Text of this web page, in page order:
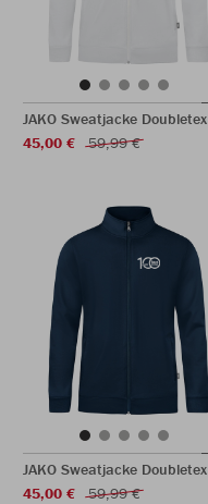
JAKO Sweatjacke Doubletex
45,00 €
59,99 €
JAKO Sweatjacke Doubletex
45,00 €
59,99 €